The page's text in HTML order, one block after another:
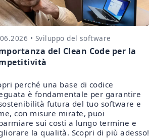
• Sviluppo del software
del Clean Code per la
perché una base di codice
è fondamentale per garantire
futura del tuo software e
con misure mirate, puoi
sui costi a lungo termine e
la qualità. Scopri di più adesso!